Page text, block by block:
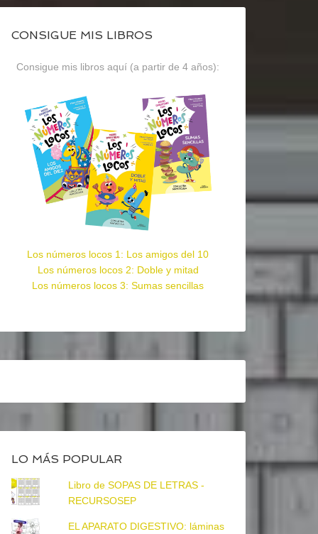
CONSIGUE MIS LIBROS
Consigue mis libros aquí (a partir de 4 años):
Los números locos 1: Los amigos del 10
Los números locos 2: Doble y mitad
Los números locos 3: Sumas sencillas
LO MÁS POPULAR
Libro de SOPAS DE LETRAS -
RECURSOSEP
EL APARATO DIGESTIVO: láminas